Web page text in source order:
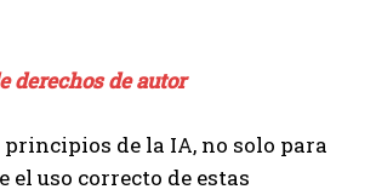
derechos de autor
de la IA, no solo para
uso correcto de estas